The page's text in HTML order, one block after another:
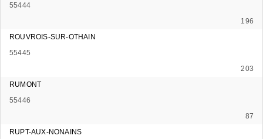
55444
196
ROUVROIS-SUR-OTHAIN
55445
203
RUMONT
55446
87
RUPT-AUX-NONAINS